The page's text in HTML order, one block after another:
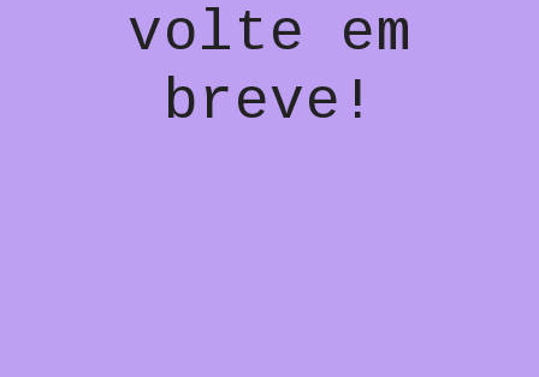
volte em
breve!